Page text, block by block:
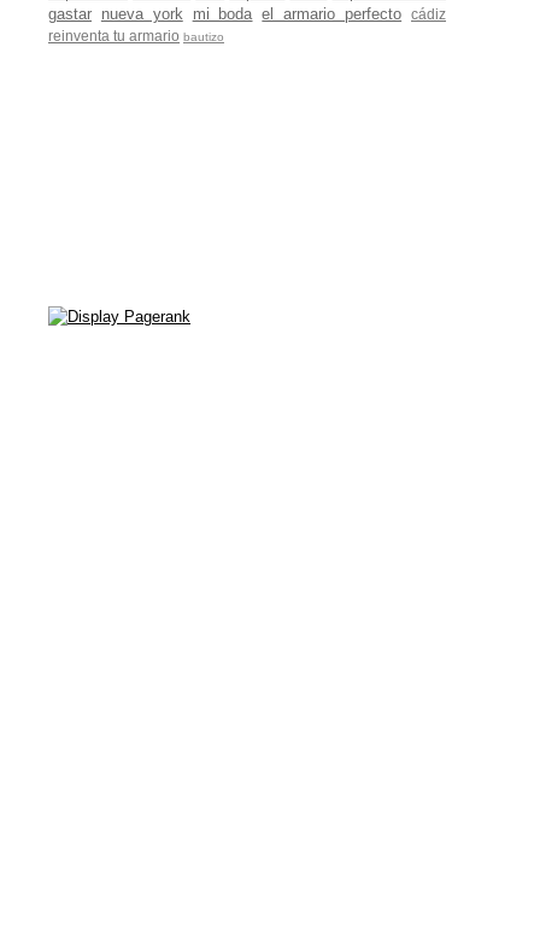
gastar nueva york mi boda el armario perfecto
cádiz
reinventa tu armario bautizo